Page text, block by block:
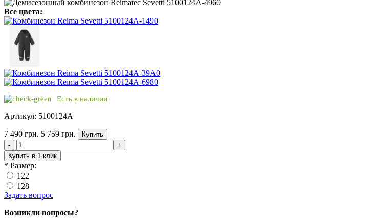
Все цвета:
Есть в наличии
Артикул: 5100124A
7 490 грн. 5 759 грн.
Купить
-
+
Купить в 1 клик
* Размер:
122
128
Задать вопрос
Возникли вопросы?